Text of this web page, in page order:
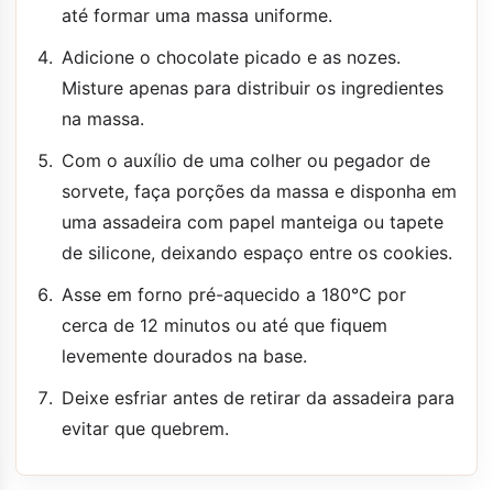
até formar uma massa uniforme.
Adicione o chocolate picado e as nozes.
Misture apenas para distribuir os ingredientes
na massa.
Com o auxílio de uma colher ou pegador de
sorvete, faça porções da massa e disponha em
uma assadeira com papel manteiga ou tapete
de silicone, deixando espaço entre os cookies.
Asse em forno pré-aquecido a 180°C por
cerca de 12 minutos ou até que fiquem
levemente dourados na base.
Deixe esfriar antes de retirar da assadeira para
evitar que quebrem.